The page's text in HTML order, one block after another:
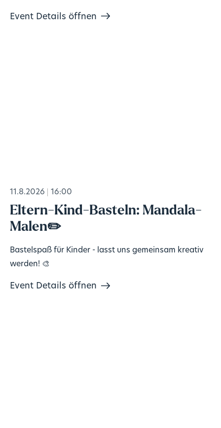
Event Details öffnen
11.8.2026 16:00
Eltern-Kind-Basteln: Mandala-
Malen✏️
Bastelspaß für Kinder - lasst uns gemeinsam kreativ
werden! 🎨
Event Details öffnen